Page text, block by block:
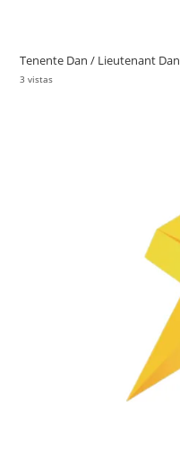
Tenente Dan / Lieutenant Dan
3 vistas